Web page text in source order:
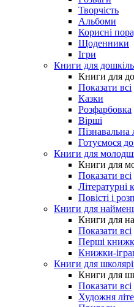
Творчість
Альбоми
Корисні
Щоденники
Ігри
Книги для
Книги для
Показати всі
Казки
Розфарбовка
Вірші
Пізнавальна
Готуємося
Книги для
Книги для
Показати всі
Літературні
Повісті і
Книги для
Книги для
Показати всі
Перші
Книжки-
Книги для
Книги для
Показати всі
Художня